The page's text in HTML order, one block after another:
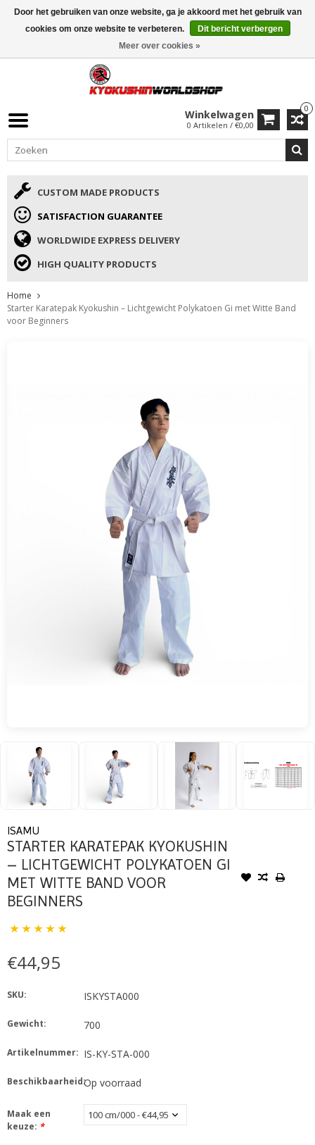
ISAMU SUMMER DEALS• 10% Korting + cadeau vanaf €169 →
0
Winkelwagen
0 Artikelen / €0,00
CUSTOM MADE PRODUCTS
SATISFACTION GUARANTEE
WORLDWIDE EXPRESS DELIVERY
HIGH QUALITY PRODUCTS
Home
Starter Karatepak Kyokushin – Lichtgewicht Polykatoen Gi met Witte Band
voor Beginners
ISAMU
STARTER KARATEPAK KYOKUSHIN
– LICHTGEWICHT POLYKATOEN GI
MET WITTE BAND VOOR
BEGINNERS
€44,95
SKU: ISKYSTA000
Gewicht: 700
Artikelnummer: IS-KY-STA-000
Beschikbaarheid:Op voorraad
Maak een
keuze: *
Door het gebruiken van onze website, ga je akkoord met het gebruik van
cookies om onze website te verbeteren.
Dit bericht verbergen
Meer over cookies »